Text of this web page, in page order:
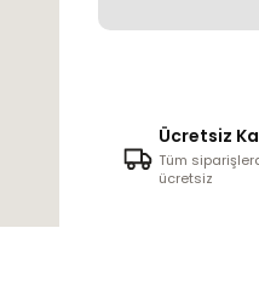
Ücretsiz
Tüm
ücretsiz